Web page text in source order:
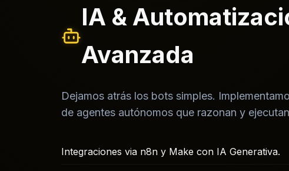
IA &
Avanzada
Dejamos atrás los bots simples.
de agentes autónomos que razonan y
Integraciones via n8n y Make con IA Generativa.